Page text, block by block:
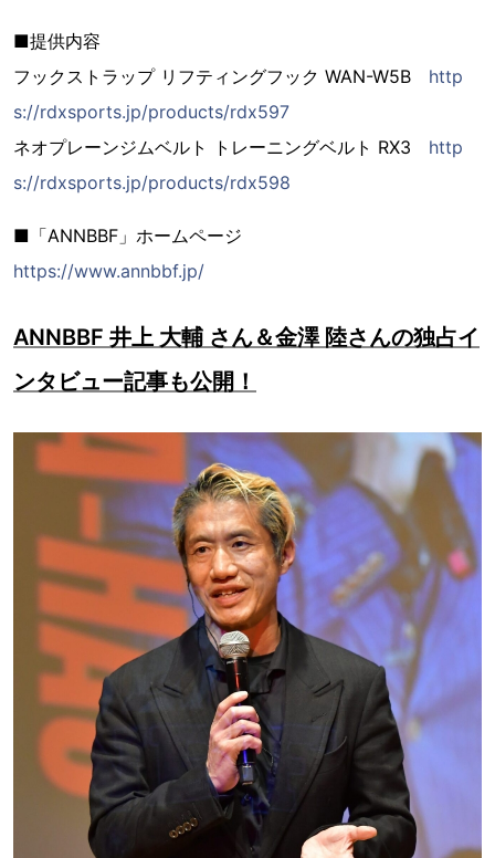
■提供内容
フックストラップ リフティングフック WAN-W5B http
s://rdxsports.jp/products/rdx597
ネオプレーンジムベルト トレーニングベルト RX3 http
s://rdxsports.jp/products/rdx598
■「ANNBBF」ホームページ
https://www.annbbf.jp/
ANNBBF 井上 大輔 さん＆金澤 陸さんの独占イ
ンタビュー記事も公開！